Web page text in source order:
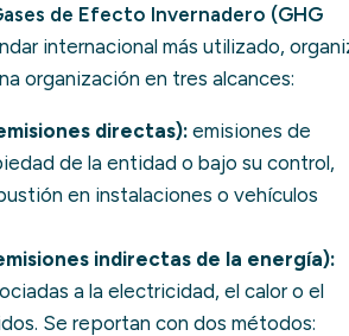
de Efecto Invernadero (GHG
internacional más utilizado,
organización en tres alcances:
directas): emisiones de
de la entidad o bajo su control,
en instalaciones o vehículos
indirectas de la energía):
a la electricidad, el calor o el
Se reportan con dos métodos: